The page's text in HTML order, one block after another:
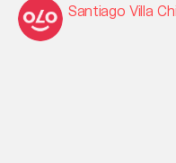
Santiago Villa